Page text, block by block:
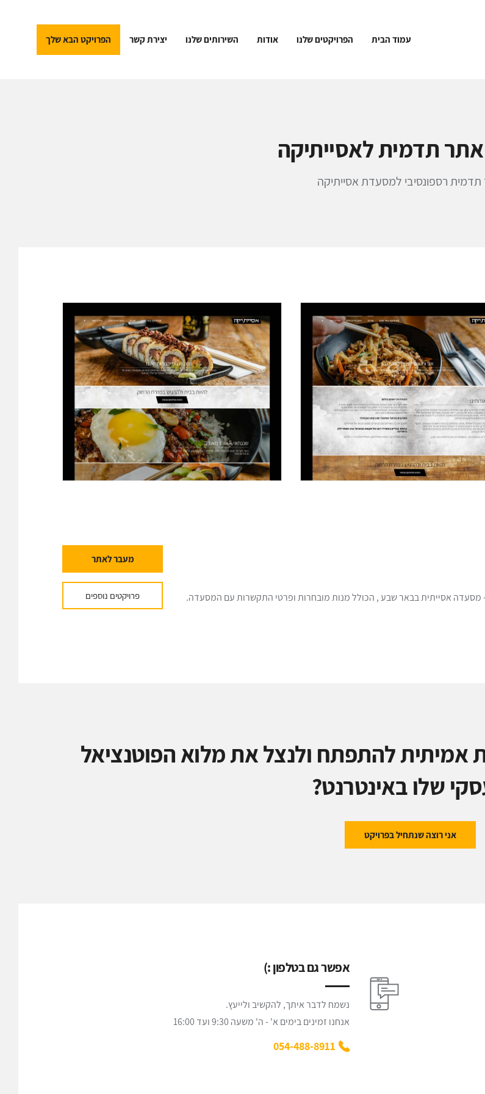
עמוד הבית הפרויקטים שלנו אודות השירותים שלנו יצירת קשר הפרויקט הבא שלך
תדמית לאסייתיקה
רספונסיבי למסעדת אסייתיקה
מסעדה אסייתית בבאר שבע , הכולל מנות מובחרות ופרטי התקשרות עם המסעדה.
מעבר לאתר
פרויקטים נוספים
אמיתית להתפתח ולנצל את מלוא הפוטנציאל
שלו באינטרנט?
אני רוצה שנתחיל בפרויקט
אפשר גם בטלפון :)
נשמח לדבר איתך, להקשיב ולייעץ.
אנחנו זמינים בימים א' - ה' משעה 9:30 ועד 16:00
054-488-8911